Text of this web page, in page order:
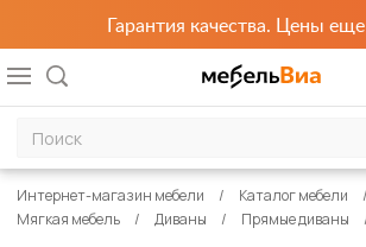
Гарантия качества. Цены
Интернет-магазин мебели
Каталог мебели
Мягкая мебель
Диваны Прямые диваны